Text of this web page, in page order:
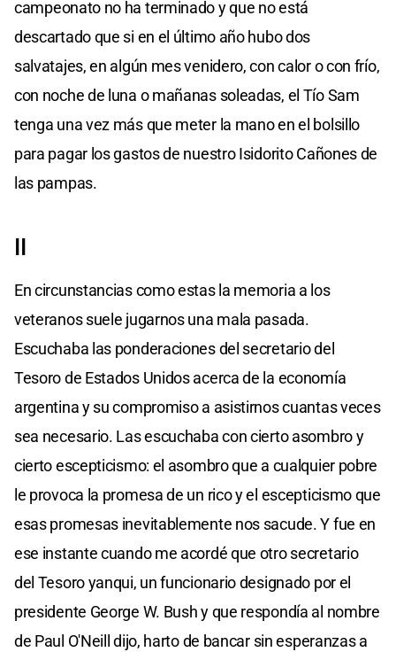
campeonato no ha terminado y que no está
descartado que si en el último año hubo dos
salvatajes, en algún mes venidero, con calor o con frío,
con noche de luna o mañanas soleadas, el Tío Sam
tenga una vez más que meter la mano en el bolsillo
para pagar los gastos de nuestro Isidorito Cañones de
las pampas.
II
En circunstancias como estas la memoria a los
veteranos suele jugarnos una mala pasada.
Escuchaba las ponderaciones del secretario del
Tesoro de Estados Unidos acerca de la economía
argentina y su compromiso a asistirnos cuantas veces
sea necesario. Las escuchaba con cierto asombro y
cierto escepticismo: el asombro que a cualquier pobre
le provoca la promesa de un rico y el escepticismo que
esas promesas inevitablemente nos sacude. Y fue en
ese instante cuando me acordé que otro secretario
del Tesoro yanqui, un funcionario designado por el
presidente George W. Bush y que respondía al nombre
de Paul O'Neill dijo, harto de bancar sin esperanzas a